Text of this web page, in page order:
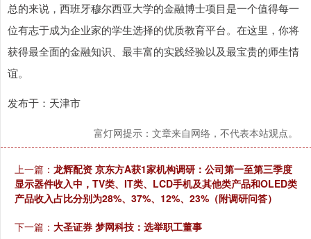
总的来说，西班牙穆尔西亚大学的金融博士项目是一个值得每一
位有志于成为企业家的学生选择的优质教育平台。在这里，你将
获得最全面的金融知识、最丰富的实践经验以及最宝贵的师生情
谊。
发布于：天津市
富灯网提示：文章来自网络，不代表本站观点。
上一篇： 龙辉配资 京东方A获1家机构调研：公司第一至第三季度
显示器件收入中，TV类、IT类、LCD手机及其他类产品和OLED类
产品收入占比分别为28%、37%、12%、23%（附调研问答）
下一篇： 大圣证券 梦网科技：选举职工董事